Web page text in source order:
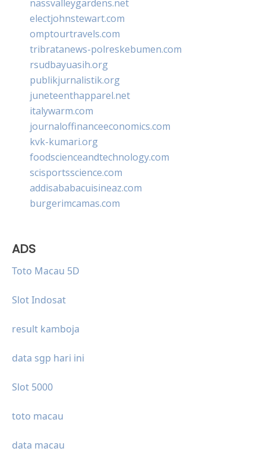
nassvalleygardens.net
electjohnstewart.com
omptourtravels.com
tribratanews-polreskebumen.com
rsudbayuasih.org
publikjurnalistik.org
juneteenthapparel.net
italywarm.com
journaloffinanceeconomics.com
kvk-kumari.org
foodscienceandtechnology.com
scisportsscience.com
addisababacuisineaz.com
burgerimcamas.com
ADS
Toto Macau 5D
Slot Indosat
result kamboja
data sgp hari ini
Slot 5000
toto macau
data macau